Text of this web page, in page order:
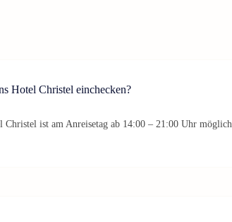
Hotel Christel einchecken?
ist am Anreisetag ab 14:00 – 21:00 Uhr möglich.